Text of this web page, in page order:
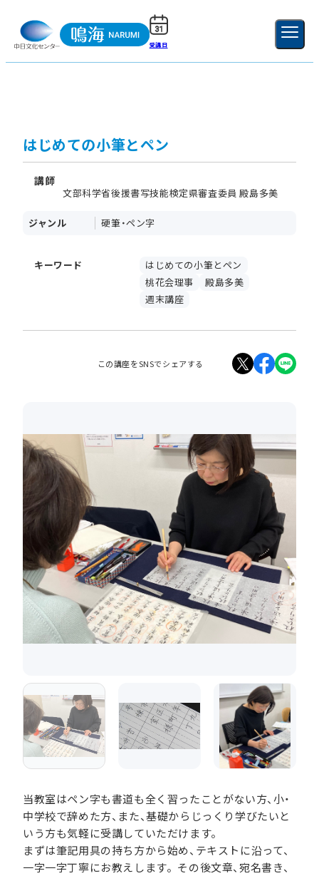
受講日 新規登録
はじめての小筆とペン
講師
文部科学省後援書写技能検定県審査委員 殿島多美
ジャンル 硬筆・ペン字
キーワード
はじめての小筆とペン
桃花会理事
殿島多美
週末講座
この講座をSNSでシェアする
当教室はペン字も書道も全く習ったことがない方、小・
中学校で辞めた方、また、基礎からじっくり学びたいと
いう方も気軽に受講していただけます。
まずは筆記用具の持ち方から始め、テキストに沿って、
一字一字丁寧にお教えします。その後文章、宛名書き、